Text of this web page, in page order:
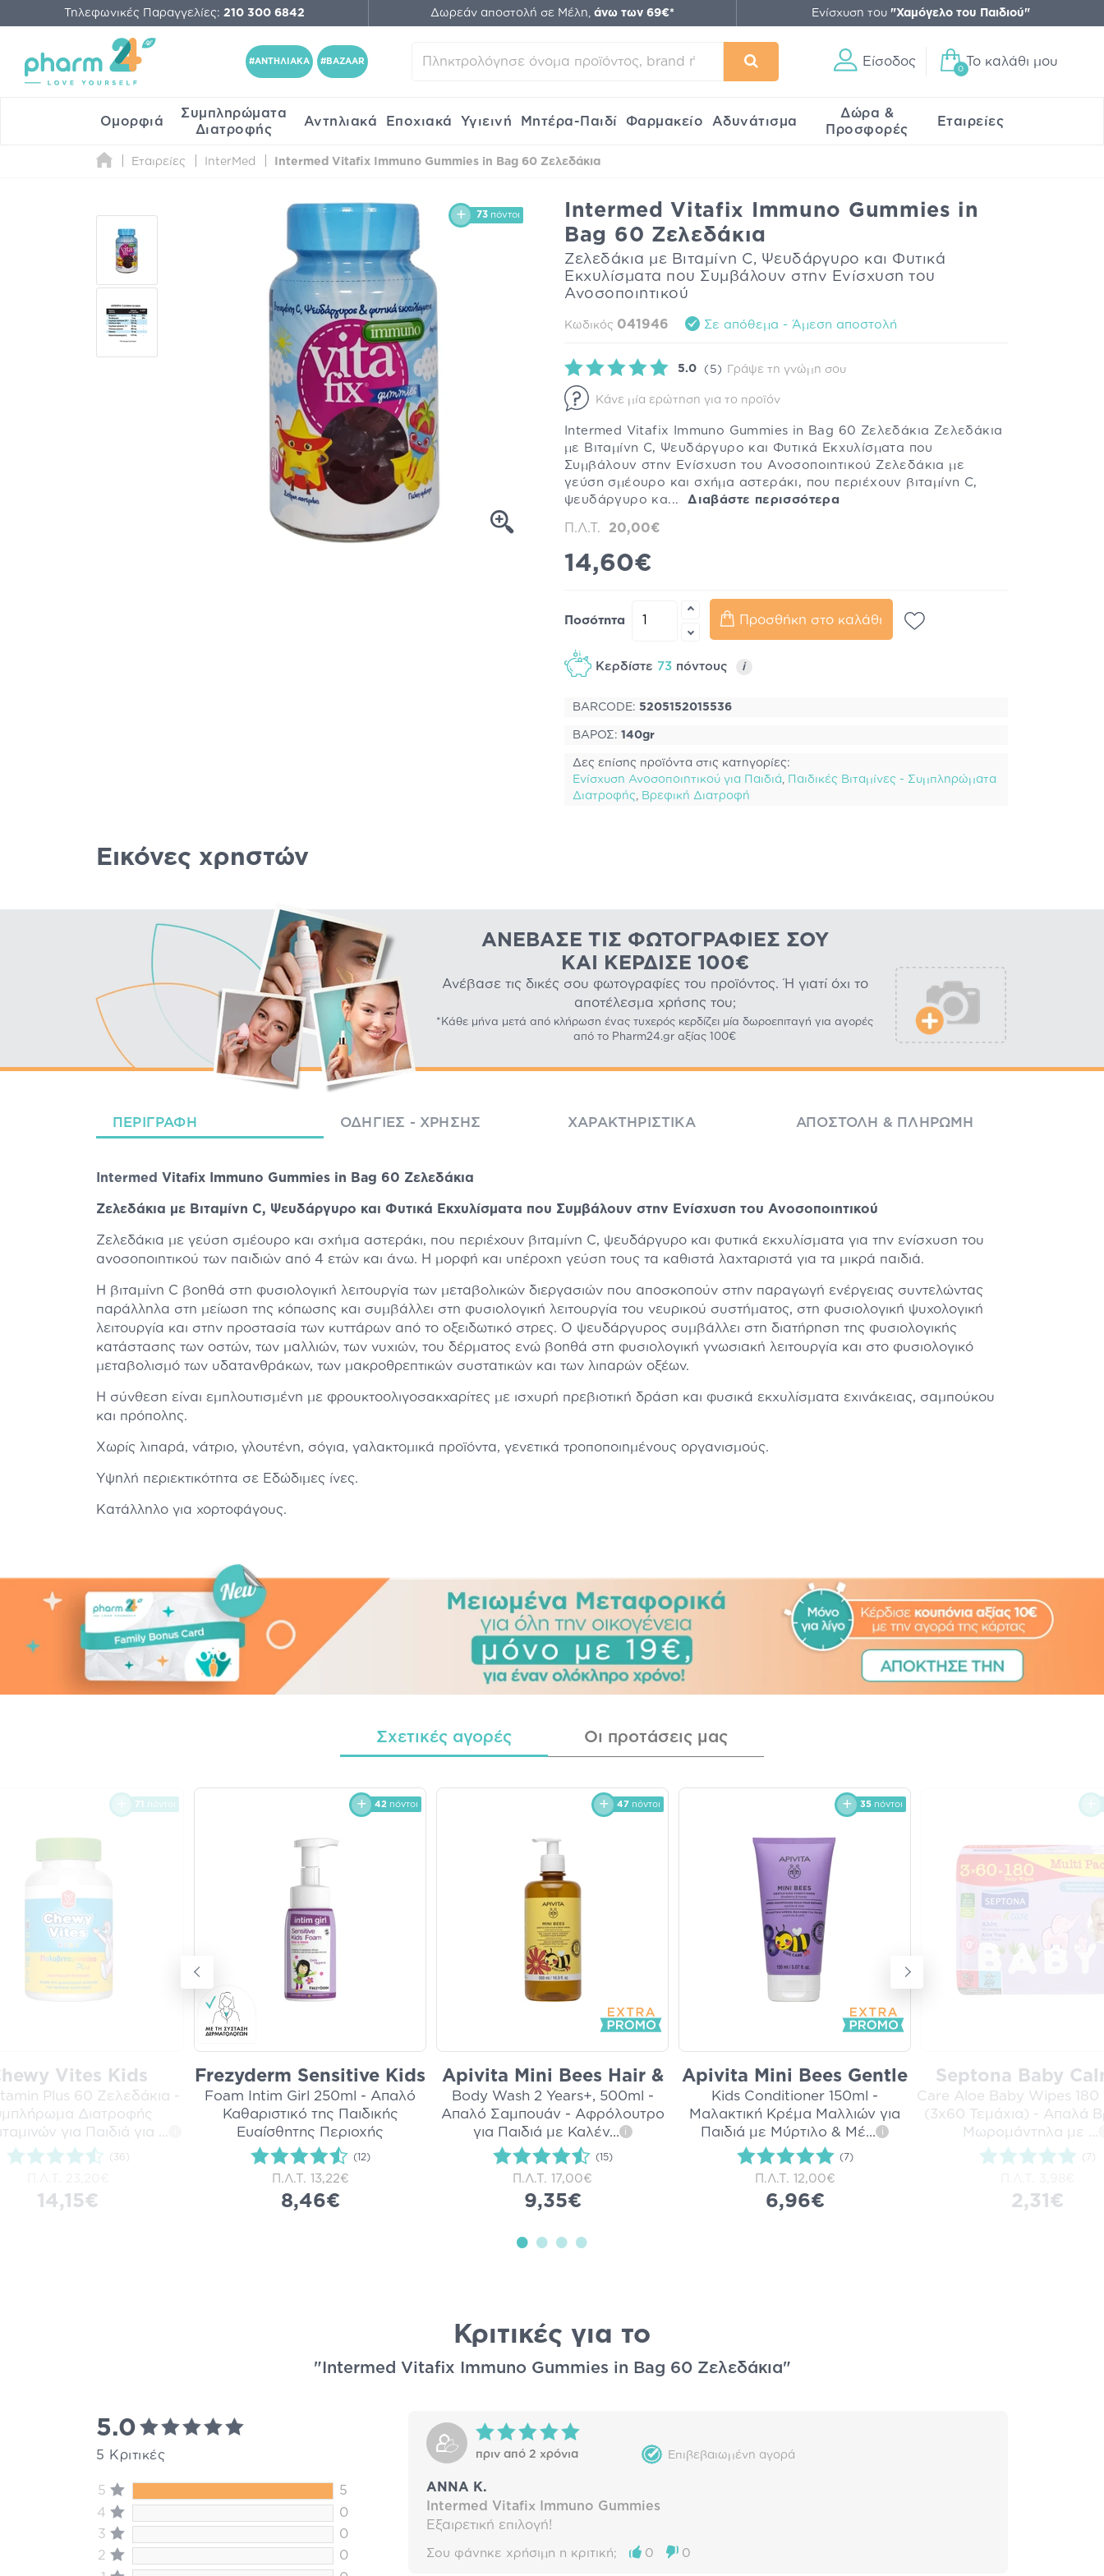
Τηλεφωνικές Παραγγελίες: 210 300 6842 Δωρεάν αποστολή σε Μέλη, άνω των 69€* Ενίσχυση του "Χαμόγελο του Παιδιού"
#ΑΝΤΗΛΙΑΚΑ #BAZAAR Είσοδος
0
Το καλάθι μου
Ομορφιά
Συμπληρώματα
Διατροφής
Αντηλιακά Εποχιακά Υγιεινή Μητέρα-Παιδί Φαρμακείο Αδυνάτισμα
Δώρα &
Προσφορές
Εταιρείες
Εταιρείες InterMed Intermed Vitafix Immuno Gummies in Bag 60 Ζελεδάκια
73 πόντοι
Intermed Vitafix Immuno Gummies in
Bag 60 Ζελεδάκια
Ζελεδάκια με Βιταμίνη C, Ψευδάργυρο και Φυτικά
Εκχυλίσματα που Συμβάλουν στην Ενίσχυση του
Ανοσοποιητικού
Κωδικός 041946 Σε απόθεμα - Άμεση αποστολή
5.0 (5) Γράψε τη γνώμη σου
Κάνε μία ερώτηση για το προϊόν
Intermed Vitafix Immuno Gummies in Bag 60 Ζελεδάκια Ζελεδάκια
με Βιταμίνη C, Ψευδάργυρο και Φυτικά Εκχυλίσματα που
Συμβάλουν στην Ενίσχυση του Ανοσοποιητικού Ζελεδάκια με
γεύση σμέουρο και σχήμα αστεράκι, που περιέχουν βιταμίνη C,
ψευδάργυρο κα...Διαβάστε περισσότερα
Π.Λ.Τ. 20,00€
14,60€
Ποσότητα Προσθήκη στο καλάθι
Κερδίστε 73 πόντους i
BARCODE: 5205152015536
ΒΑΡΟΣ: 140gr
Δες επίσης προϊόντα στις κατηγορίες:
Ενίσχυση Ανοσοποιητικού για Παιδιά
Παιδικές Βιταμίνες - Συμπληρώματα
Διατροφής
Βρεφική Διατροφή
Εικόνες χρηστών
ΑΝΈΒΑΣΕ ΤΙΣ ΦΩΤΟΓΡΑΦΊΕΣ ΣΟΥ
ΚΑΙ ΚΈΡΔΙΣΕ 100€
Ανέβασε τις δικές σου φωτογραφίες του προϊόντος. Ή γιατί όχι το
αποτέλεσμα χρήσης του;
*Κάθε μήνα μετά από κλήρωση ένας τυχερός κερδίζει μία δωροεπιταγή για αγορές
από το Pharm24.gr αξίας 100€
ΠΕΡΙΓΡΑΦΉ ΟΔΗΓΊΕΣ - ΧΡΉΣΗΣ ΧΑΡΑΚΤΗΡΙΣΤΙΚΆ ΑΠΟΣΤΟΛΉ & ΠΛΗΡΩΜΉ
Intermed Vitafix Immuno Gummies in Bag 60 Ζελεδάκια
Ζελεδάκια με Βιταμίνη C, Ψευδάργυρο και Φυτικά Εκχυλίσματα που Συμβάλουν στην Ενίσχυση του Ανοσοποιητικού
Ζελεδάκια με γεύση σμέουρο και σχήμα αστεράκι, που περιέχουν βιταμίνη C, ψευδάργυρο και φυτικά εκχυλίσματα για την ενίσχυση του
ανοσοποιητικού των παιδιών από 4 ετών και άνω. H μορφή και υπέροχη γεύση τους τα καθιστά λαχταριστά για τα μικρά παιδιά.
H βιταμίνη C βοηθά στη φυσιολογική λειτουργία των μεταβολικών διεργασιών που αποσκοπούν στην παραγωγή ενέργειας συντελώντας
παράλληλα στη μείωση της κόπωσης και συμβάλλει στη φυσιολογική λειτουργία του νευρικού συστήματος, στη φυσιολογική ψυχολογική
λειτουργία και στην προστασία των κυττάρων από το οξειδωτικό στρες. Ο ψευδάργυρος συμβάλλει στη διατήρηση της φυσιολογικής
κατάστασης των οστών, των μαλλιών, των νυχιών, του δέρματος ενώ βοηθά στη φυσιολογική γνωσιακή λειτουργία και στο φυσιολογικό
μεταβολισμό των υδατανθράκων, των μακροθρεπτικών συστατικών και των λιπαρών οξέων.
Η σύνθεση είναι εμπλουτισμένη με φρουκτοολιγοσακχαρίτες με ισχυρή πρεβιοτική δράση και φυσικά εκχυλίσματα εχινάκειας, σαμπούκου
και πρόπολης.
Xωρίς λιπαρά, νάτριο, γλουτένη, σόγια, γαλακτομικά προϊόντα, γενετικά τροποποιημένους οργανισμούς.
Yψηλή περιεκτικότητα σε Εδώδιμες ίνες.
Κατάλληλο για χορτοφάγους.
Σχετικές αγορές Οι προτάσεις μας
71 πόντοι
Vites Kids
Plus 60 Ζελεδάκια -
Διατροφής
για Παιδιά για
(36)
14,15€
42 πόντοι
Frezyderm Sensitive Kids
Foam Intim Girl 250ml - Απαλό
Καθαριστικό της Παιδικής
Ευαίσθητης Περιοχής
(12)
Π.Λ.Τ. 13,22€
8,46€
47 πόντοι
Apivita Mini Bees Hair &
Body Wash 2 Years+, 500ml -
Απαλό Σαμπουάν - Αφρόλουτρο
για Παιδιά με Καλέν... i
(15)
Π.Λ.Τ. 17,00€
9,35€
35 πόντοι
Apivita Mini Bees Gentle
Kids Conditioner 150ml -
Μαλακτική Κρέμα Μαλλιών για
Παιδιά με Μύρτιλο & Μέ... i
(7)
Π.Λ.Τ. 12,00€
6,96€
Septona Baby
Care Aloe Baby Wipes 180
(3x60 Τεμάχια) - Απαλά
Μωρομάντηλα με
(7)
2,31€
Κριτικές για το
"Intermed Vitafix Immuno Gummies in Bag 60 Ζελεδάκια"
5.0
5 Κριτικές
5
5
4
0
3
0
2
0
πριν από 2 χρόνια Επιβεβαιωμένη αγορά
ΑΝΝΑ Κ.
Intermed Vitafix Immuno Gummies
Εξαιρετική επιλογή!
Σου φάνηκε χρήσιμη η κριτική; 0 0